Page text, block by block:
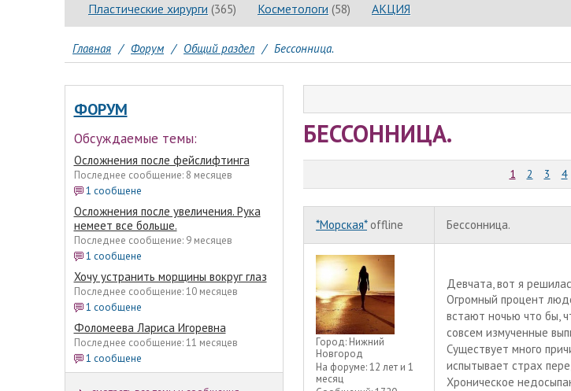
Пластические хирурги (365) Косметологи (58) АКЦИЯ
Главная / Форум / Общий раздел / Бессонница.
ФОРУМ
Обсуждаемые темы:
Осложнения после фейслифтинга
Последнее сообщение: 8 месяцев
1 сообщене
Осложнения после увеличения. Рука
немеет все больше.
Последнее сообщение: 9 месяцев
1 сообщене
Хочу устранить морщины вокруг глаз
Последнее сообщение: 10 месяцев
1 сообщене
Фоломеева Лариса Игоревна
Последнее сообщение: 11 месяцев
1 сообщене
БЕССОННИЦА.
1 2 3 4
*Морская* offline Бессонница.
Город: Нижний
Новгород
На форуме:12 лет и 1
месяц
Девчата, вот я
Огромный процент
встают ночью что бы,
совсем измученные
Существует много
испытывает страх
Хроническое